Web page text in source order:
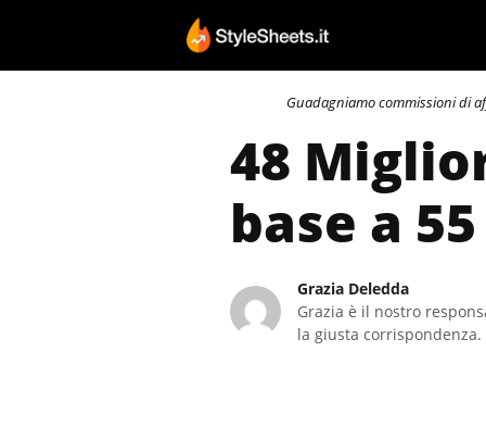
contenuto
Guadagniamo commissioni di
48
base a
Grazia Deledda
Grazia è il nostro
la giusta